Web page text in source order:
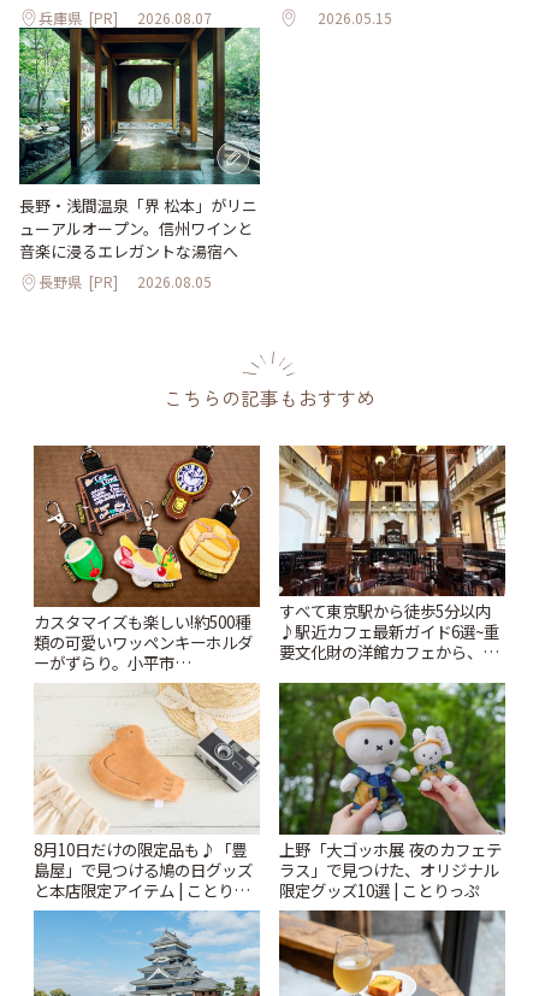
兵庫県 [PR] 2026.08.07 2026.05.15
長野・浅間温泉「界 松本」がリニ
ューアルオープン。信州ワインと
音楽に浸るエレガントな湯宿へ
長野県 [PR] 2026.08.05
こちらの記事もおすすめ
カスタマイズも楽しい!約500種
類の可愛いワッペンキーホルダ
ーがずらり。小平市
「Kimamaya T&K」 | ことりっ
すべて東京駅から徒歩5分以内
♪駅近カフェ最新ガイド6選~重
要文化財の洋館カフェから、改
りっぷ
8月10日だけの限定品も♪「豊
島屋」で見つける鳩の日グッズ
と本店限定アイテム | ことりっ
ぷ
上野「大ゴッホ展 夜のカフェテ
ラス」で見つけた、オリジナル
限定グッズ10選 | ことりっぷ